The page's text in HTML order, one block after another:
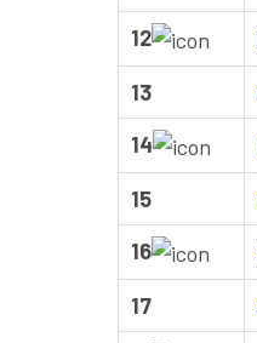
12
13
14
15
16
17